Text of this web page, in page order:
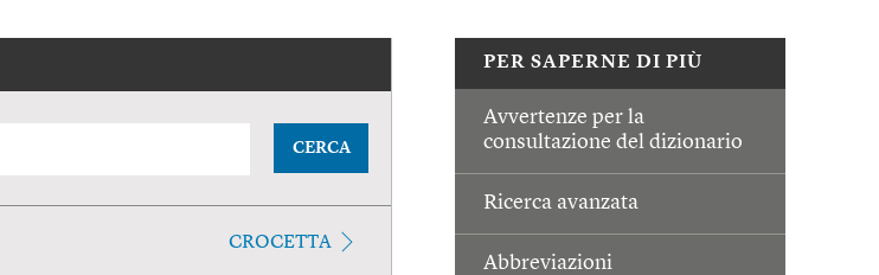
PER SAPERNE DI PIÙ
Avvertenze per la
consultazione del dizionario
Ricerca avanzata
Abbreviazioni
CERCA
CROCETTA